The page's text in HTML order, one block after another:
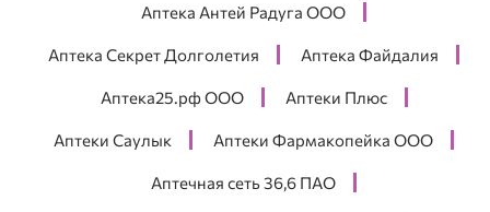
Аптека Антей Радуга ООО
Аптека Секрет Долголетия Аптека Файдалия
Аптека25.рф ООО Аптеки Плюс
Аптеки Саулык Аптеки Фармакопейка ООО
Аптечная сеть 36,6 ПАО